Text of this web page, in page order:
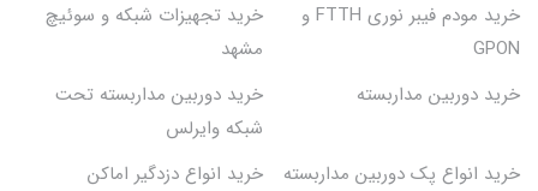
خرید مودم فیبر نوری FTTH و
GPON
خرید تجهیزات شبکه و سوئیچ
مشهد
خرید دوربین مداربسته
خرید دوربین مداربسته تحت
شبکه وایرلس
خرید انواع پک دوربین مداربسته
خرید انواع دزدگیر اماکن